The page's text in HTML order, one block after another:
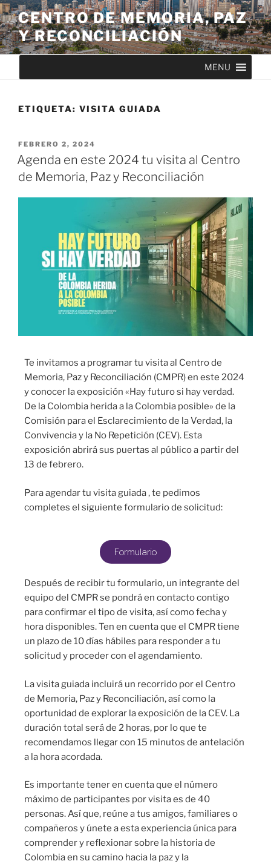
CENTRO DE MEMORIA, PAZ
Y RECONCILIACIÓN
MENU
ETIQUETA: VISITA GUIADA
FEBRERO 2, 2024
Agenda en este 2024 tu visita al Centro
de Memoria, Paz y Reconciliación
Te invitamos a programar tu visita al Centro de
Memoria, Paz y Reconciliación (CMPR) en este 2024
y conocer la exposición «Hay futuro si hay verdad.
De la Colombia herida a la Colombia posible» de la
Comisión para el Esclarecimiento de la Verdad, la
Convivencia y la No Repetición (CEV). Esta
exposición abrirá sus puertas al público a partir del
13 de febrero.
Para agendar tu visita guiada , te pedimos
completes el siguiente formulario de solicitud:
Formulario
Después de recibir tu formulario, un integrante del
equipo del CMPR se pondrá en contacto contigo
para confirmar el tipo de visita, así como fecha y
hora disponibles. Ten en cuenta que el CMPR tiene
un plazo de 10 días hábiles para responder a tu
solicitud y proceder con el agendamiento.
La visita guiada incluirá un recorrido por el Centro
de Memoria, Paz y Reconciliación, así como la
oportunidad de explorar la exposición de la CEV. La
duración total será de 2 horas, por lo que te
recomendamos llegar con 15 minutos de antelación
a la hora acordada.
Es importante tener en cuenta que el número
máximo de participantes por visita es de 40
personas. Así que, reúne a tus amigos, familiares o
compañeros y únete a esta experiencia única para
comprender y reflexionar sobre la historia de
Colombia en su camino hacia la paz y la